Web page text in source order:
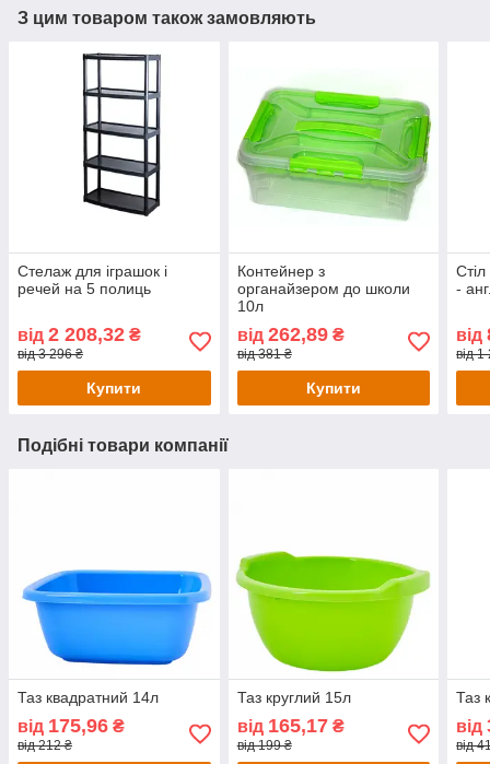
З цим товаром також замовляють
Стелаж для іграшок і
речей на 5 полиць
від 2 208,32 ₴
від 3 296 ₴
Купити
Контейнер з
органайзером до школи
10л
від 262,89₴
від 381 ₴
Купити
-
від
від
Подібні товари компанії
Таз квадратний 14л
від 175,96 ₴
від 212 ₴
Таз круглий 15л
від 165,17₴
від 199 ₴
Таз
від
від